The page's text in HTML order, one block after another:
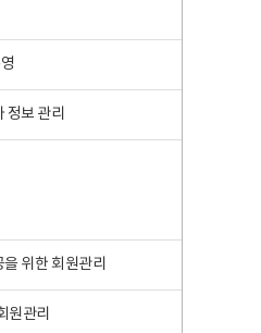
정보 관리
위한 회원관리
원관리